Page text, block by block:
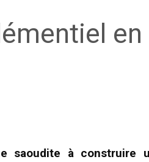
saoudite à construire